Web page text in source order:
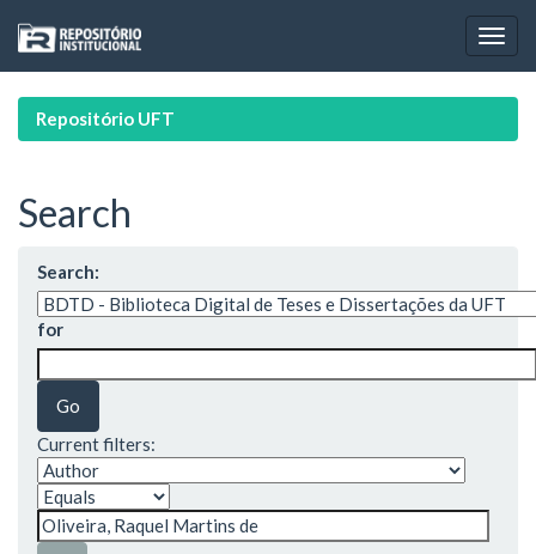
navigation
Repositório UFT
Search
Search:
for
Current filters: